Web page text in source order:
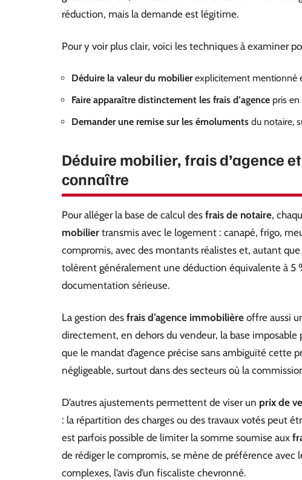
réduction, mais la demande est légitime.
Pour y voir plus clair, voici les techniques à examiner
Déduire la valeur du mobilierexplicitement mentionné
Faire apparaître distinctement les frais d’agence pris en
Demander une remise sur les émoluments du notaire,
Déduire mobilier, frais d’agence
connaître
Pour alléger la base de calcul des frais de notaire,
mobilier transmis avec le logement : canapé, frigo,
compromis, avec des montants réalistes et, autant que
tolèrent généralement une déduction équivalente à 5
documentation sérieuse.
La gestion des frais d’agence immobilière offre aussi
directement, en dehors du vendeur, la base
que le mandat d’agence précise sans ambiguïté cette
négligeable, surtout dans des secteurs où la
D’autres ajustements permettent de viser un prix de
: la répartition des charges ou des travaux votés peut
est parfois possible de limiter la somme soumise aux
de rédiger le compromis, se mène de préférence avec
complexes, l’avis d’un fiscaliste chevronné.